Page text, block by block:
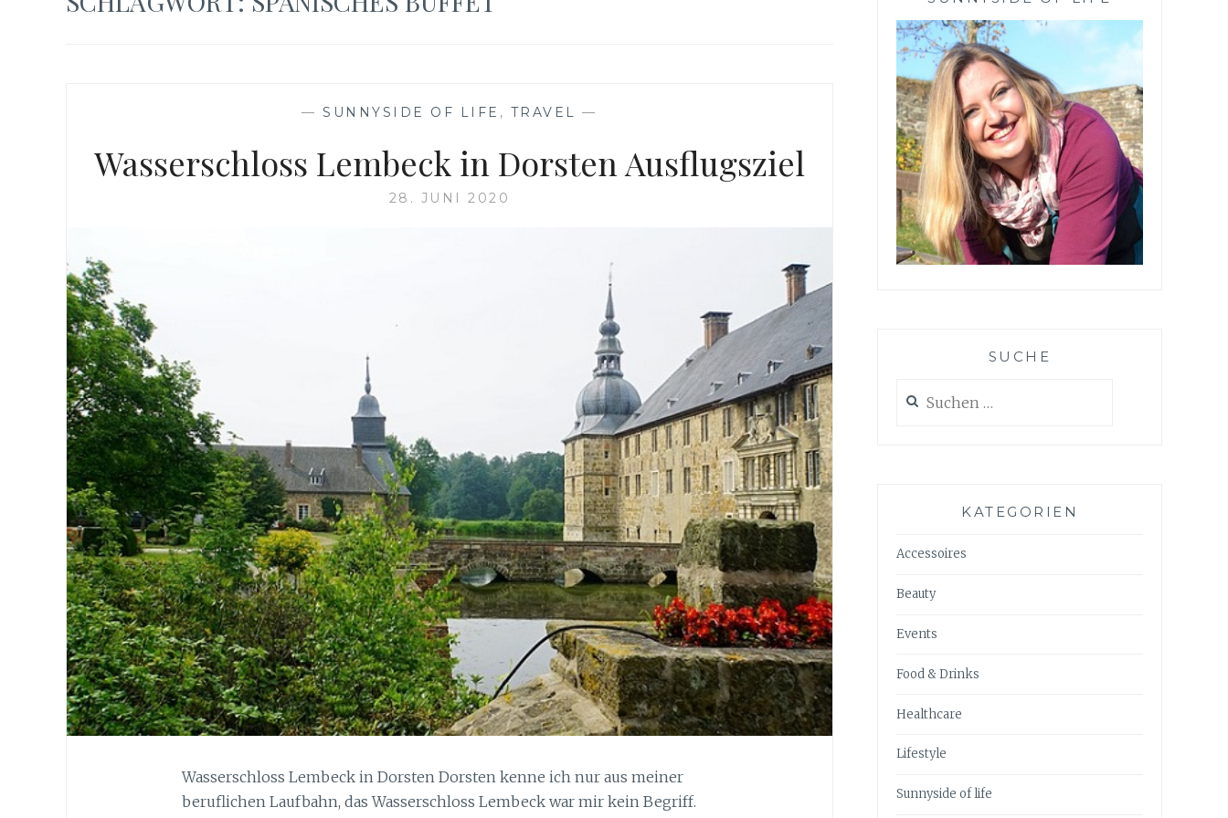
—SUNNYSIDE OF LIFE , TRAVEL —
Wasserschloss Lembeck in Dorsten Ausflugsziel
28. JUNI 2020
Wasserschloss Lembeck in Dorsten Dorsten kenne ich nur aus meiner
beruflichen Laufbahn, das Wasserschloss Lembeck war mir kein Begriff.
SUCHE
nach:
KATEGORIEN
Accessoires
Beauty
Events
Food & Drinks
Healthcare
Lifestyle
Sunnyside of life